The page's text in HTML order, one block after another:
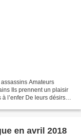
Amateurs
Ils prennent un plaisir
l’enfer De leurs désirs
en avril 2018